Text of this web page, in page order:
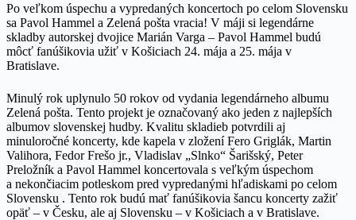
Po veľkom úspechu a vypredaných koncertoch po celom Slovensku
sa Pavol Hammel a Zelená pošta vracia! V máji si legendárne
skladby autorskej dvojice Marián Varga – Pavol Hammel budú
môcť fanúšikovia užiť v Košiciach 24. mája a 25. mája v
Bratislave.
Minulý rok uplynulo 50 rokov od vydania legendárneho albumu
Zelená pošta. Tento projekt je označovaný ako jeden z najlepších
albumov slovenskej hudby. Kvalitu skladieb potvrdili aj
minuloročné koncerty, kde kapela v zložení Fero Griglák, Martin
Valihora, Fedor Frešo jr., Vladislav „Slnko“ Šarišský, Peter
Preložník a Pavol Hammel koncertovala s veľkým úspechom
a nekončiacim potleskom pred vypredanými hľadiskami po celom
Slovensku . Tento rok budú mať fanúšikovia šancu koncerty zažiť
opäť – v Česku, ale aj Slovensku – v Košiciach a v Bratislave.